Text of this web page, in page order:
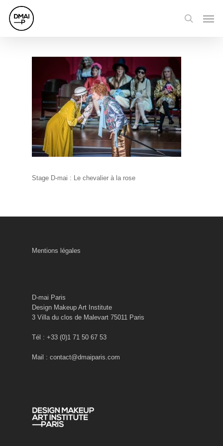
main
search
Stage D-mai : Le chevalier à la rose
Mentions légales
D-mai Paris
Design Makeup Art Institute
3 Villa du clos de Malevart 75011 Paris
Tél : +33 (0)1 71 50 67 53
Mail : contact@dmaiparis.com